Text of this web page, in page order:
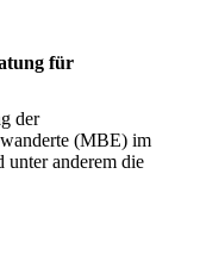
für
der
(MBE) im
unter anderem die